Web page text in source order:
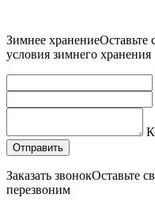
Зимнее хранениеОставьте
условия зимнего хранения
Заказать звонокОставьте
перезвоним